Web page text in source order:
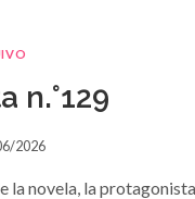
n.°129
2026
la novela, la